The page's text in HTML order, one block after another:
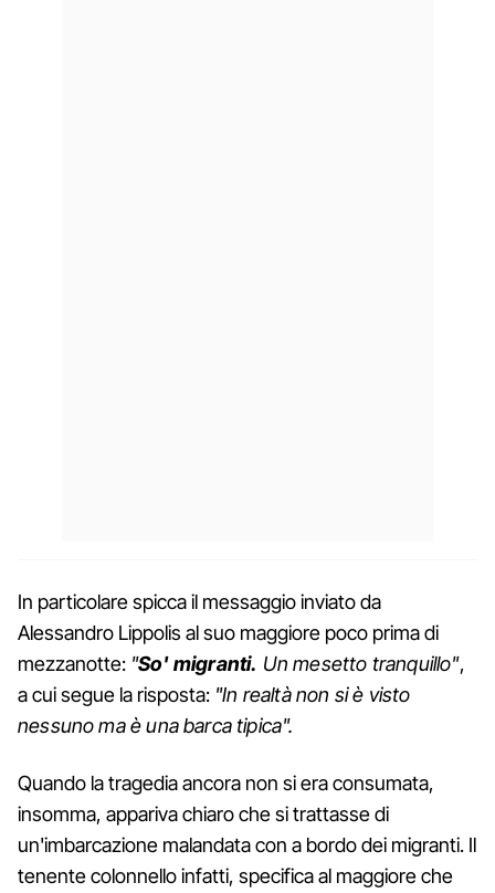
In particolare spicca il messaggio inviato da
Alessandro Lippolis al suo maggiore poco prima di
mezzanotte: "So' migranti. Un mesetto tranquillo",
a cui segue la risposta: "In realtà non si è visto
nessuno ma è una barca tipica".
Quando la tragedia ancora non si era consumata,
insomma, appariva chiaro che si trattasse di
un'imbarcazione malandata con a bordo dei migranti. Il
tenente colonnello infatti, specifica al maggiore che